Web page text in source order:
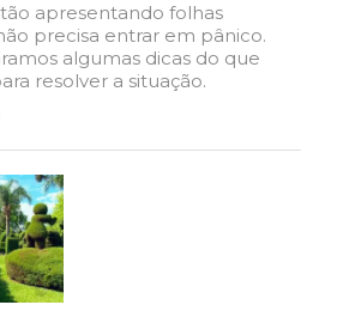
apresentando folhas
precisa entrar em pânico.
algumas dicas do que
resolver a situação.